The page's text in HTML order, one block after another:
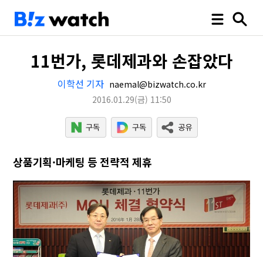
11번가, 롯데제과와 손잡았다
이학선 기자 naemal@bizwatch.co.kr
2016.01.29(금) 11:50
상품기획·마케팅 등 전략적 제휴